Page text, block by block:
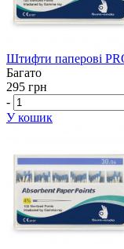
Штифти паперові
Багато
295 грн
-
У кошик